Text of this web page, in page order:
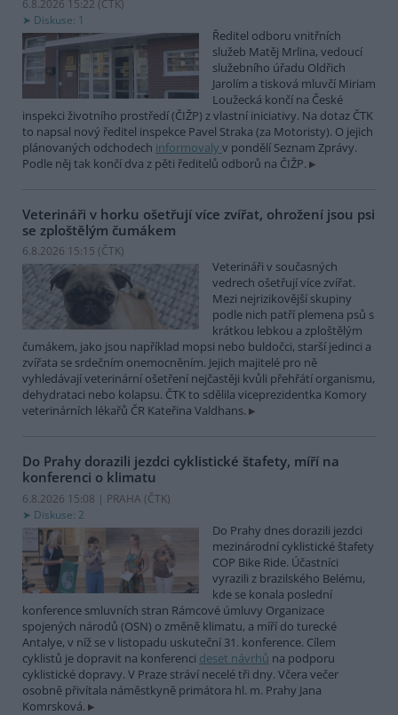
6.8.2026 15:22 (ČTK)
Diskuse: 1
Ředitel odboru vnitřních
služeb Matěj Mrlina, vedoucí
služebního úřadu Oldřich
Jarolím a tisková mluvčí Miriam
Loužecká končí na České
inspekci životního prostředí (ČIŽP) z vlastní iniciativy. Na dotaz ČTK
to napsal nový ředitel inspekce Pavel Straka (za Motoristy). O jejich
plánovaných odchodech informovaly v pondělí Seznam Zprávy.
Podle něj tak končí dva z pěti ředitelů odborů na ČIŽP.
Veterináři v horku ošetřují více zvířat, ohrožení jsou psi
se zploštělým čumákem
6.8.2026 15:15 (ČTK)
Veterináři v současných
vedrech ošetřují více zvířat.
Mezi nejrizikovější skupiny
podle nich patří plemena psů s
krátkou lebkou a zploštělým
čumákem, jako jsou například mopsi nebo buldočci, starší jedinci a
zvířata se srdečním onemocněním. Jejich majitelé pro ně
vyhledávají veterinární ošetření nejčastěji kvůli přehřátí organismu,
dehydrataci nebo kolapsu. ČTK to sdělila viceprezidentka Komory
veterinárních lékařů ČR Kateřina Valdhans.
Do Prahy dorazili jezdci cyklistické štafety, míří na
konferenci o klimatu
6.8.2026 15:08 | PRAHA (ČTK)
Diskuse: 2
Do Prahy dnes dorazili jezdci
mezinárodní cyklistické štafety
COP Bike Ride. Účastníci
vyrazili z brazilského Belému,
kde se konala poslední
konference smluvních stran Rámcové úmluvy Organizace
spojených národů (OSN) o změně klimatu, a míří do turecké
Antalye, v níž se v listopadu uskuteční 31. konference. Cílem
cyklistů je dopravit na konferenci deset návrhů na podporu
cyklistické dopravy. V Praze stráví necelé tři dny. Včera večer
osobně přivítala náměstkyně primátora hl. m. Prahy Jana
Komrsková.